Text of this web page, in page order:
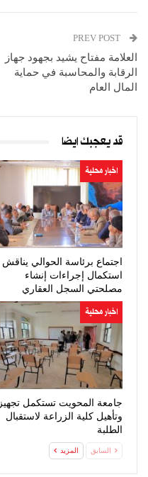
العلامة مفتاح يشيد بجهود جهاز
الرقابة والمحاسبة في حماية
المال العام
قد يعجبك ايضا
اخبار محلية
اجتماع برئاسة الحوالي يناقش
استكمال إجراءات إنشاء
مصلحتي السجل العقاري
والتوثيق…
اخبار محلية
جامعة المحويت تستكمل تجهيز
وتأهيل كلية الزراعة لاستقبال
الطلبة
السابق المزيد